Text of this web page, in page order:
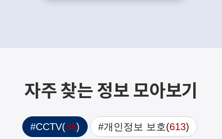
자주 찾는 정보 모아보기
#CCTV(38) #개인정보 보호(613)